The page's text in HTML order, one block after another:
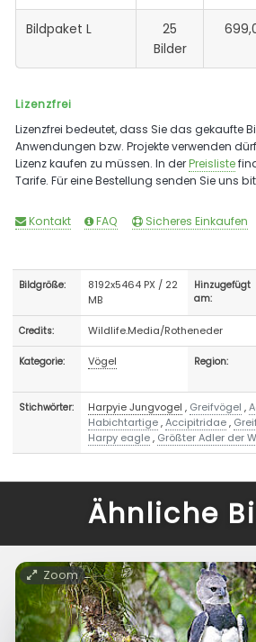
Bildpaket L
25
Bilder
Lizenzfrei
Lizenzfrei bedeutet, dass Sie das gekaufte
Anwendungen bzw. Projekte verwenden
Lizenz kaufen zu müssen. In derPreisliste
Tarife. Für eine Bestellung senden Sie uns
Kontakt FAQ Sicheres Einkaufen
Bildgröße:
8192x5464 PX / 22
MB
Hinzugefügt
am:
Credits: Wildlife.Media/Rotheneder
Kategorie: Vögel Region:
Stichwörter: Harpyie Jungvogel , Greifvögel ,
Habichtartige,Accipitridae,
Harpy eagle, Größter Adler der
Ähnliche
Zoom